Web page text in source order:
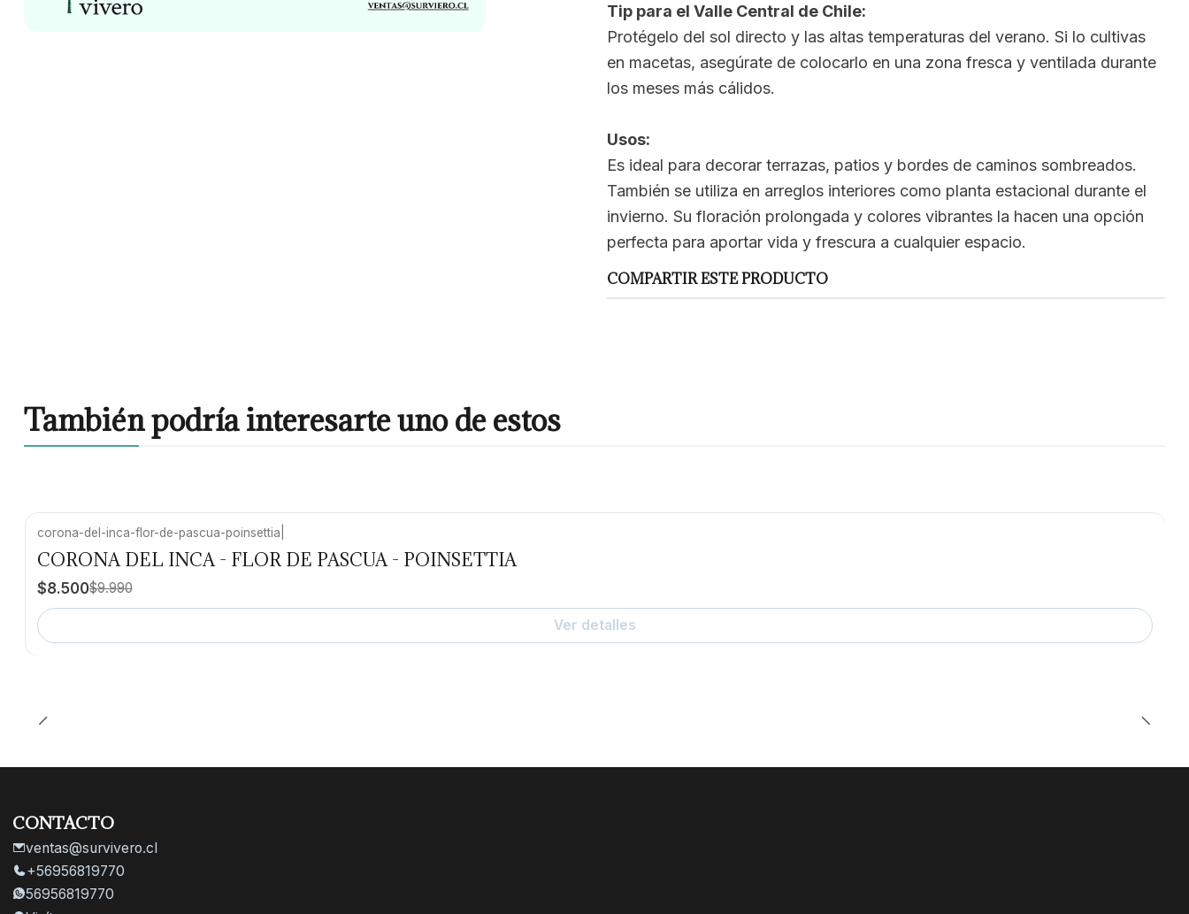
Tip para el Valle Central de Chile:
Protégelo del sol directo y las altas temperaturas del verano. Si lo cultivas
en macetas, asegúrate de colocarlo en una zona fresca y ventilada durante
los meses más cálidos.
Usos:
Es ideal para decorar terrazas, patios y bordes de caminos sombreados.
También se utiliza en arreglos interiores como planta estacional durante el
invierno. Su floración prolongada y colores vibrantes la hacen una opción
perfecta para aportar vida y frescura a cualquier espacio.
COMPARTIR ESTE PRODUCTO
También podría interesarte uno de estos
Agotado
corona-del-inca-flor-de-pascua-poinsettia
CORONA DEL INCA - FLOR DE PASCUA - POINSETTIA
$8.500$9.990
Ver detalles
CONTACTO
ventas@survivero.cl
+56956819770
56956819770